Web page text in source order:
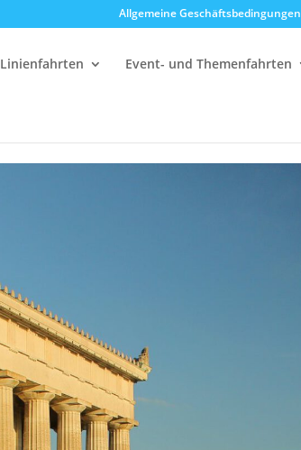
Allgemeine Geschäftsbedingungen
Linienfahrten Event- und Themenfahrten